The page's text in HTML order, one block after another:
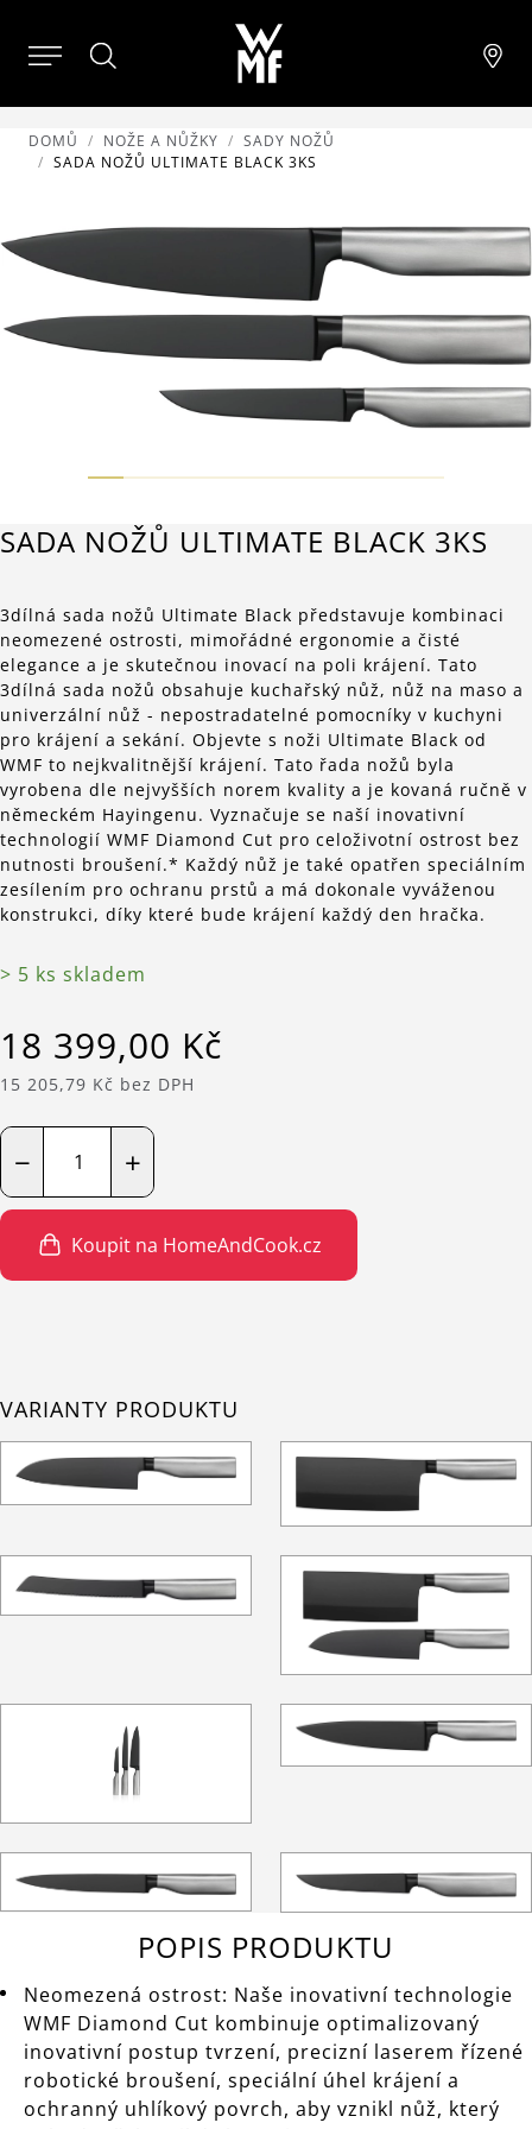
DOMŮ NOŽE A NŮŽKY
SADY NOŽŮ
SADA NOŽŮ ULTIMATE BLACK 3KS
SADA NOŽŮ ULTIMATE BLACK 3KS
3dílná sada nožů Ultimate Black představuje kombinaci
neomezené ostrosti, mimořádné ergonomie a čisté
elegance a je skutečnou inovací na poli krájení. Tato
3dílná sada nožů obsahuje kuchařský nůž, nůž na maso a
univerzální nůž - nepostradatelné pomocníky v kuchyni
pro krájení a sekání. Objevte s noži Ultimate Black od
WMF to nejkvalitnější krájení. Tato řada nožů byla
vyrobena dle nejvyšších norem kvality a je kovaná ručně v
německém Hayingenu. Vyznačuje se naší inovativní
technologií WMF Diamond Cut pro celoživotní ostrost bez
nutnosti broušení.* Každý nůž je také opatřen speciálním
zesílením pro ochranu prstů a má dokonale vyváženou
konstrukci, díky které bude krájení každý den hračka.
> 5 ks skladem
18 399,00 Kč
15 205,79 Kč bez DPH
+
−
Koupit na HomeAndCook.cz
VARIANTY PRODUKTU
POPIS PRODUKTU
Neomezená ostrost: Naše inovativní technologie
WMF Diamond Cut kombinuje optimalizovaný
inovativní postup tvrzení, precizní laserem řízené
robotické broušení, speciální úhel krájení a
ochranný uhlíkový povrch, aby vznikl nůž, který